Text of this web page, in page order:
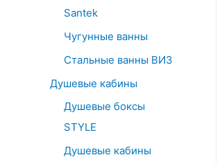
Santek
Чугунные ванны
Стальные ванны ВИЗ
Душевые кабины
Душевые боксы
STYLE
Душевые кабины